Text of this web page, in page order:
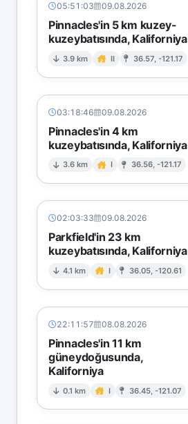
05:51:03 09.08.2026
Pinnacles'in 5 km kuzey-
kuzeybatısında, Kaliforniya
3.9 km II 36.57, -121.17
03:18:46 09.08.2026
Pinnacles'in 4 km
kuzeybatısında, Kaliforniya
3.6 km I 36.56, -121.17
02:03:33 09.08.2026
Parkfield'in 23 km
kuzeybatısında, Kaliforniya
4.1 km I 36.05, -120.61
22:11:57 08.08.2026
Pinnacles'in 11 km
güneydoğusunda,
Kaliforniya
0.1 km I 36.45, -121.07